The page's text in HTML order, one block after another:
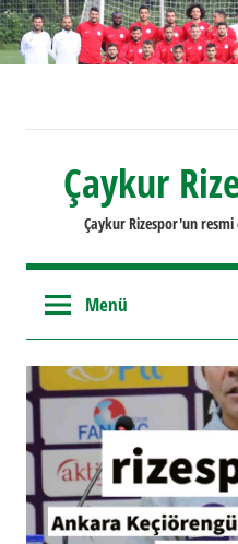
İçeriğe
geç
Çaykur
Çaykur Rizespor'un
Menü